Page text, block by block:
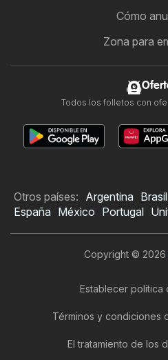
Folleto de
Cómo
Zona para
Todos los folletos con
Otros países: Argentina Brasil
España México Portugal
Copyright © 2026
Establecer política
Términos y condiciones
El tratamiento de los